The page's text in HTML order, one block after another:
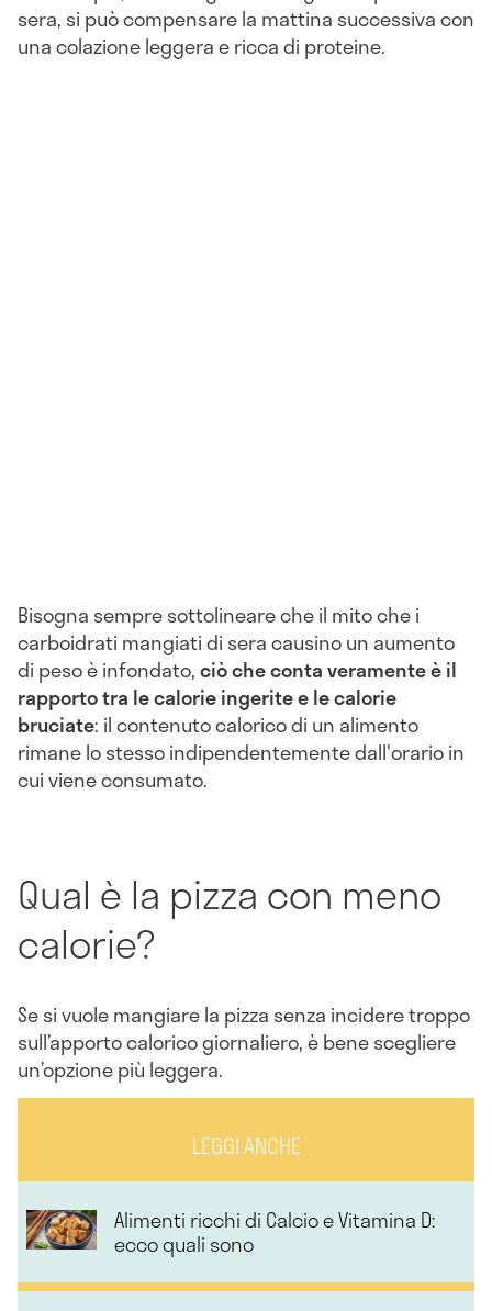
sera, si può compensare la mattina successiva con
una colazione leggera e ricca di proteine.
Bisogna sempre sottolineare che il mito che i
carboidrati mangiati di sera causino un aumento
di peso è infondato,ciò che conta veramente è il
rapporto tra le calorie ingerite e le calorie
bruciate: il contenuto calorico di un alimento
rimane lo stesso indipendentemente dall'orario in
cui viene consumato.
Qual è la pizza con meno
calorie?
Se si vuole mangiare la pizza senza incidere troppo
sull’apporto calorico giornaliero, è bene scegliere
un’opzione più leggera.
LEGGI ANCHE
Alimenti ricchi di Calcio e Vitamina D:
ecco quali sono